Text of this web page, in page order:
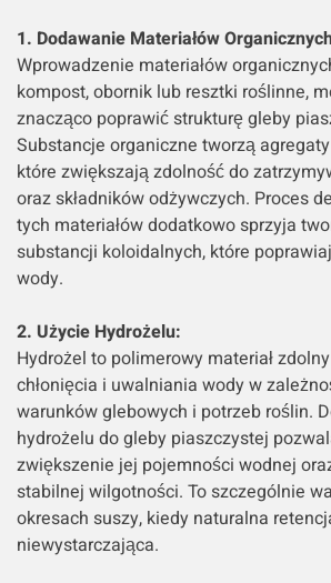
1. Dodawanie Materiałów
Wprowadzenie materiałów
kompost, obornik lub resztki roślinne,
znacząco poprawić strukturę gleby
Substancje organiczne tworzą
które zwiększają zdolność do
oraz składników odżywczych. Proces
tych materiałów dodatkowo sprzyja
substancji koloidalnych, które
wody.
2. Użycie Hydrożelu:
Hydrożel to polimerowy materiał
chłonięcia i uwalniania wody w
warunków glebowych i potrzeb roślin.
hydrożelu do gleby piaszczystej
zwiększenie jej pojemności wodnej
stabilnej wilgotności. To szczególnie
okresach suszy, kiedy naturalna
niewystarczająca.